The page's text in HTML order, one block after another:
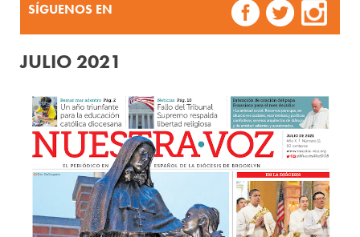
SÍGUENOS EN
JULIO 2021